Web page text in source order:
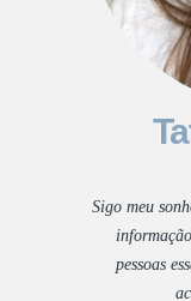
Sigo meu
pessoas